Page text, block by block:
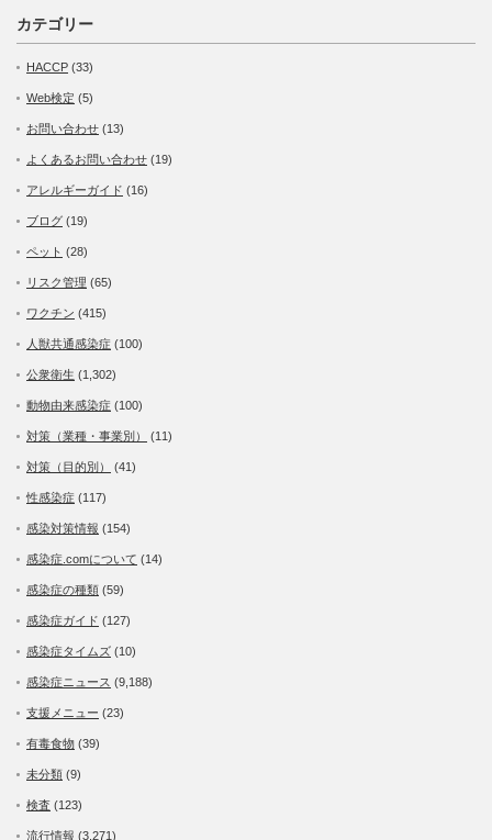
カテゴリー
HACCP (33)
Web検定 (5)
お問い合わせ (13)
よくあるお問い合わせ (19)
アレルギーガイド (16)
ブログ (19)
ペット (28)
リスク管理 (65)
ワクチン (415)
人獣共通感染症 (100)
公衆衛生 (1,302)
動物由来感染症 (100)
対策（業種・事業別） (11)
対策（目的別） (41)
性感染症 (117)
感染対策情報 (154)
感染症.comについて (14)
感染症の種類 (59)
感染症ガイド (127)
感染症タイムズ (10)
感染症ニュース (9,188)
支援メニュー (23)
有毒食物 (39)
未分類 (9)
検査 (123)
流行情報 (3,271)